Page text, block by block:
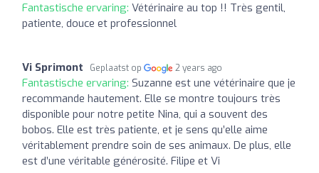
Fantastische ervaring: Vétérinaire au top !! Très gentil,
patiente, douce et professionnel
Vi Sprimont Geplaatst op 2 years ago
Fantastische ervaring: Suzanne est une vétérinaire que je
recommande hautement. Elle se montre toujours très
disponible pour notre petite Nina, qui a souvent des
bobos. Elle est très patiente, et je sens qu’elle aime
véritablement prendre soin de ses animaux. De plus, elle
est d’une véritable générosité. Filipe et Vi